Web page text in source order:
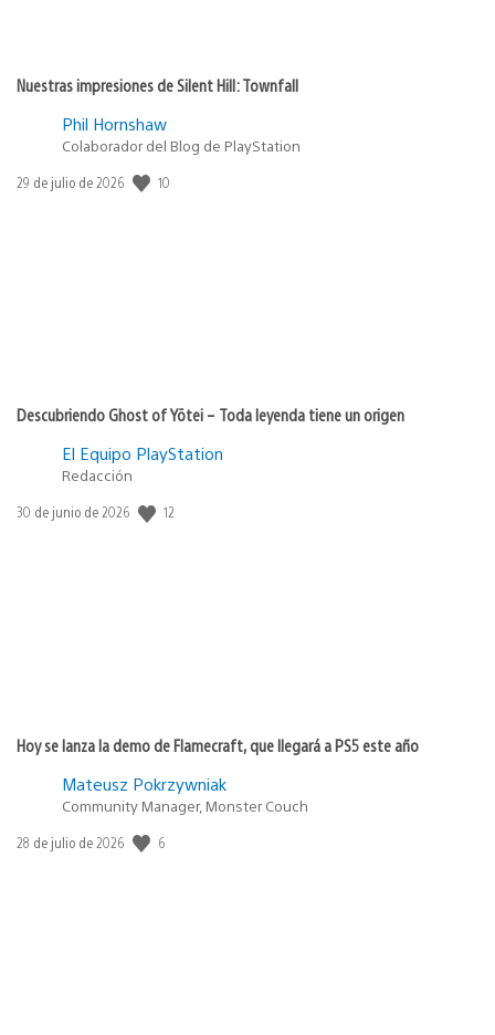
Nuestras impresiones de Silent Hill: Townfall
Phil Hornshaw
Colaborador del Blog de PlayStation
Fecha
29 de julio de 2026 10
Descubriendo Ghost of Yōtei – Toda leyenda tiene un origen
El Equipo PlayStation
Redacción
Fecha
30 de junio de 2026 12
Hoy se lanza la demo de Flamecraft, que llegará a PS5 este año
Mateusz Pokrzywniak
Community Manager, Monster Couch
Fecha
28 de julio de 2026 6